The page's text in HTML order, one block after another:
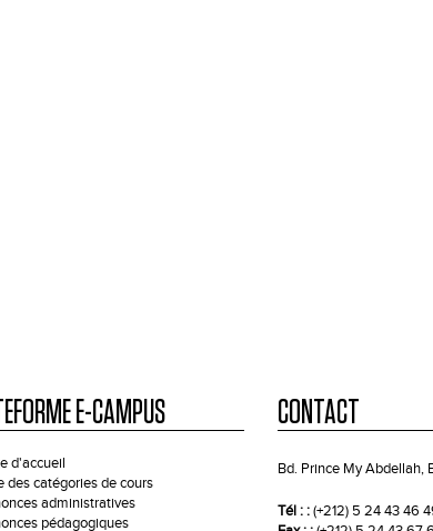
E-CAMPUS
d'accueil
des catégories de cours
administratives
pédagogiques
CONTACT
Bd. Prince My
Tél : :(+212) 5 24 43 46